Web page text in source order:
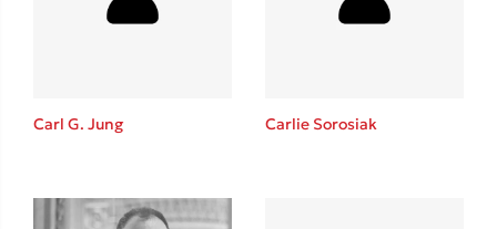
Carl G. Jung Carlie Sorosiak